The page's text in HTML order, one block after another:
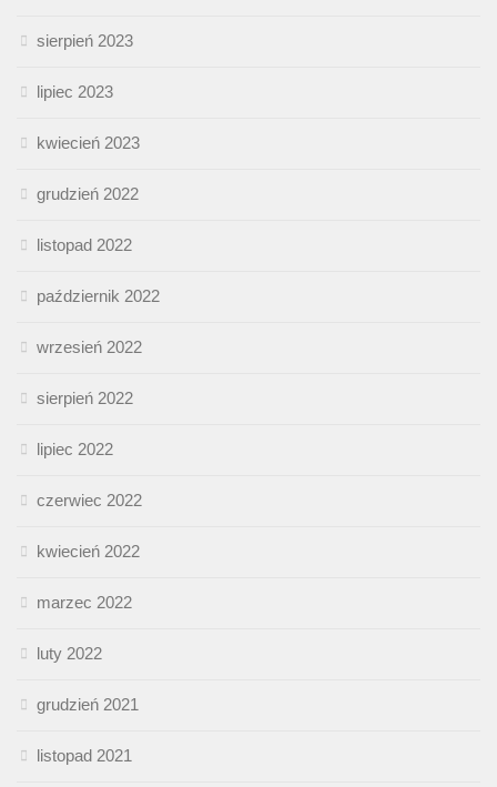
sierpień 2023
lipiec 2023
kwiecień 2023
grudzień 2022
listopad 2022
październik 2022
wrzesień 2022
sierpień 2022
lipiec 2022
czerwiec 2022
kwiecień 2022
marzec 2022
luty 2022
grudzień 2021
listopad 2021